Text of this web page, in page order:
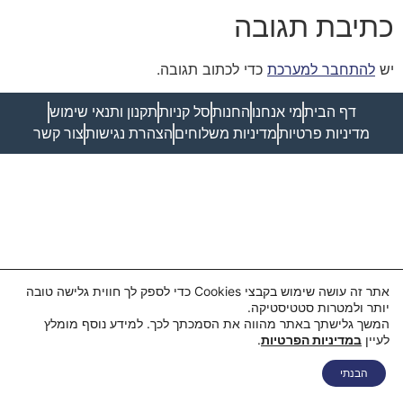
כתיבת תגובה
יש להתחבר למערכת כדי לכתוב תגובה.
דף הביתמי אנחנו החנותסל קניותתקנון ותנאי שימוש
מדיניות פרטיותמדיניות משלוחים הצהרת נגישותצור קשר
אתר זה עושה שימוש בקבצי Cookies כדי לספק לך חווית גלישה טובה
יותר ולמטרות סטטיסטיקה.
המשך גלישתך באתר מהווה את הסמכתך לכך. למידע נוסף מומלץ
לעיין במדיניות הפרטיות.
הבנתי